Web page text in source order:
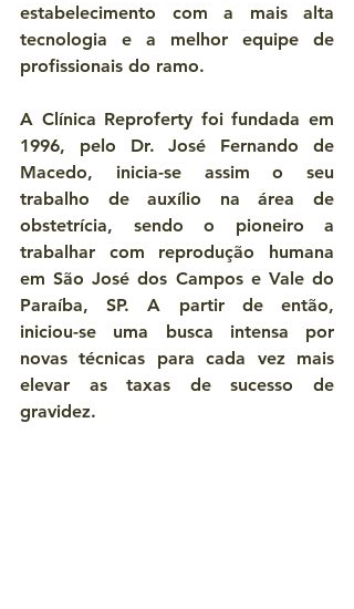
estabelecimento com a mais alta
tecnologia e a melhor equipe de
profissionais do ramo.
A Clínica Reproferty foi fundada em
1996, pelo Dr. José Fernando de
Macedo, inicia-se assim o seu
trabalho de auxílio na área de
obstetrícia, sendo o pioneiro a
trabalhar com reprodução humana
em São José dos Campos e Vale do
Paraíba, SP. A partir de então,
iniciou-se uma busca intensa por
novas técnicas para cada vez mais
elevar as taxas de sucesso de
gravidez.